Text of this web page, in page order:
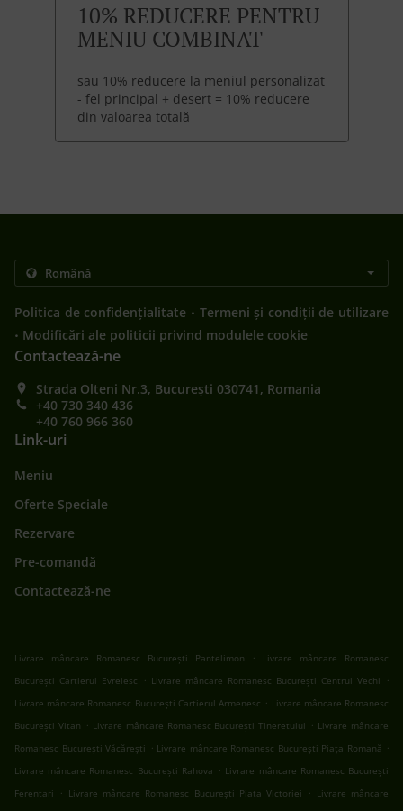
10% REDUCERE PENTRU
MENIU COMBINAT
sau 10% reducere la meniul personalizat
- fel principal + desert = 10% reducere
din valoarea totală
Politica de confidențialitate . Termeni și condiții de utilizare
. Modificări ale politicii privind modulele cookie
Contactează-ne
Strada Olteni Nr.3, București 030741, Romania
+40 730 340 436
+40 760 966 360
Link-uri
Meniu
Oferte Speciale
Rezervare
Pre-comandă
Contactează-ne
Livrare mâncare Romanesc București Pantelimon .
Livrare mâncare Romanesc
București Cartierul Evreiesc
. Livrare mâncare Romanesc București Centrul Vechi
.
Livrare mâncare Romanesc București Cartierul Armenesc . Livrare mâncare Romanesc
București Vitan . Livrare mâncare Romanesc București Tineretului . Livrare mâncare
Romanesc București Văcărești . Livrare mâncare Romanesc București Piața Romană .
Livrare mâncare Romanesc București Rahova . Livrare mâncare Romanesc București
Ferentari
. Livrare mâncare Romanesc București Piata Victoriei . Livrare mâncare